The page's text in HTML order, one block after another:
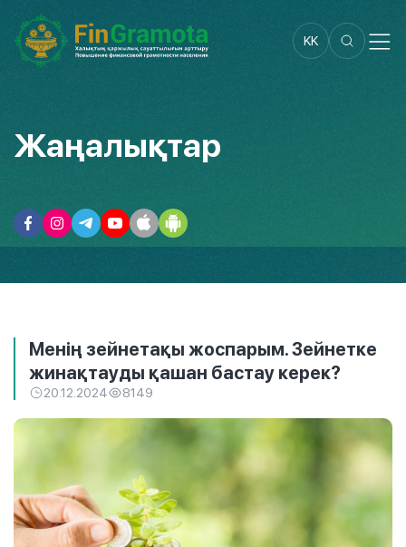
KK
Жаңалықтар
Менің зейнетақы жоспарым. Зейнетке
жинақтауды қашан бастау керек?
20.12.2024 8149